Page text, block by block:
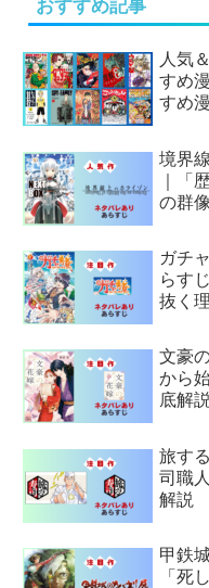
おすすめ記事
人気
すめ
すめ
境界
｜「
の群
ガチ
らす
抜く
文豪
から
底解
旅す
司職
解説
甲鉄
「死